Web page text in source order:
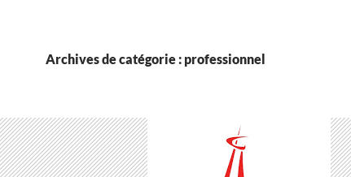
Archives de catégorie : professionnel